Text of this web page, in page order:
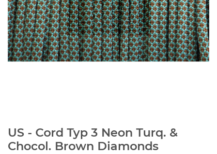
US - Cord Typ 3 Neon Turq. &
Chocol. Brown Diamonds